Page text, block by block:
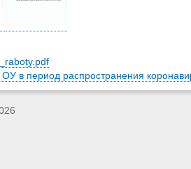
в период распространения